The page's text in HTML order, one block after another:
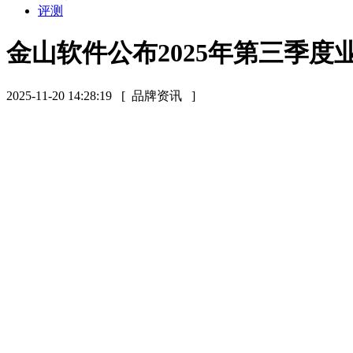
评测
金山软件公布2025年第三季度
2025-11-20 14:28:19 [ 品牌资讯 ]